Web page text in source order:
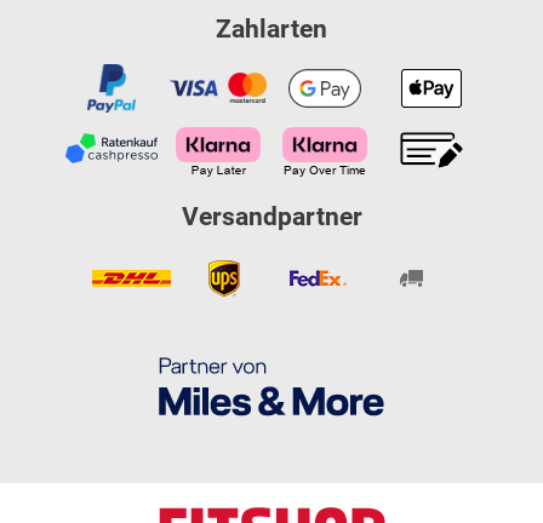
Zahlarten
Versandpartner